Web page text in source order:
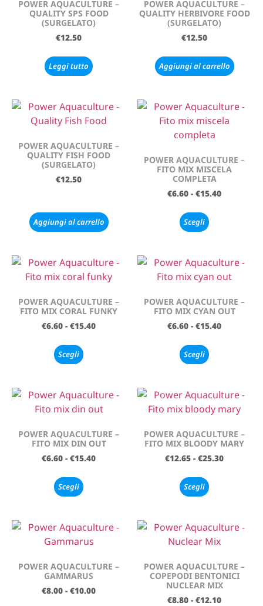
POWER AQUACULTURE –
QUALITY SPS FOOD
(SURGELATO)
€12.50
Leggi tutto
POWER AQUACULTURE –
QUALITY HERBIVORE FOOD
(SURGELATO)
€12.50
Aggiungi al carrello
POWER AQUACULTURE –
QUALITY FISH FOOD
(SURGELATO)
€12.50
Aggiungi al carrello
POWER AQUACULTURE –
FITO MIX MISCELA
COMPLETA
€6.60 - €15.40
Scegli
POWER AQUACULTURE –
FITO MIX CORAL FUNKY
€6.60 - €15.40
Scegli
POWER AQUACULTURE –
FITO MIX CYAN OUT
€6.60 - €15.40
Scegli
POWER AQUACULTURE –
FITO MIX DIN OUT
€6.60 - €15.40
Scegli
POWER AQUACULTURE –
FITO MIX BLOODY MARY
€12.65 - €25.30
Scegli
POWER AQUACULTURE –
GAMMARUS
€8.00 - €10.00
POWER AQUACULTURE –
COPEPODI BENTONICI
NUCLEAR MIX
€8.80 - €12.10